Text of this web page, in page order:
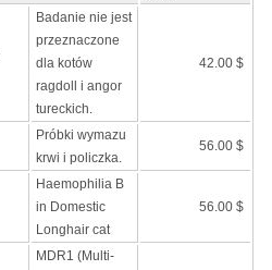
Badanie nie jest
przeznaczone
dla kotów
ragdoll i angor
tureckich.
42.00 $
Próbki wymazu
krwi i policzka.
56.00 $
Haemophilia B
in Domestic
Longhair cat
56.00 $
MDR1 (Multi-